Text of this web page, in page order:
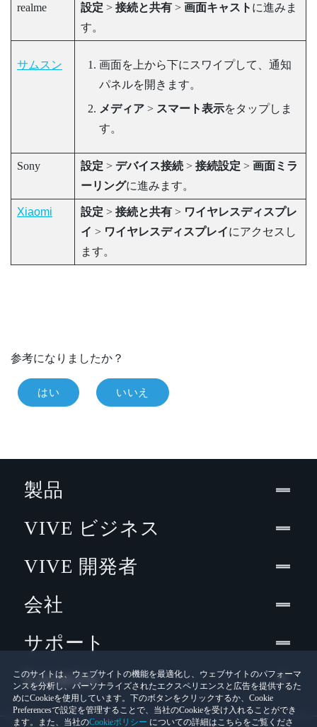
realme 設定 > 接続と共有 > 画面キャスト に進みま
す。
サムスン
画面を上から下にスワイプして、通知
パネルを開きます。
メディア> スマート表示をタップしま
す。
Sony 設定 > デバイス接続 > 接続設定 > 画面ミラ
ーリングに進みます。
Xiaomi 設定 > 接続と共有 > ワイヤレスディスプレ
イ > ワイヤレスディスプレイにアクセスし
ます。
参考になりましたか？
はい いいえ
このサイトは、ウェブサイトの機能を最適化し、ウェブサイトのパフォーマ
ンスを分析し、パーソナライズされたエクスペリエンスと広告を提供するた
めにCookieを使用しています。下のボタンをクリックするか、Cookie
Preferencesで設定を管理することで、当社のCookieを受け入れることができ
ます。また、当社のCookieポリシー についての詳細はこちらをご覧くださ
製品
VIVE ビジネス
VIVE 開発者
会社
サポート
Location